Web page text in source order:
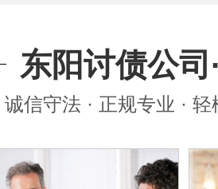
东阳讨债公司
诚信守法 · 正规专业 ·